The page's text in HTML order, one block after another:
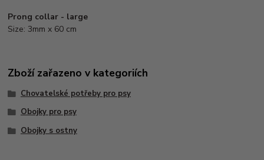
Prong collar - large
Size: 3mm x 60 cm
Zboží zařazeno v kategoriích
Chovatelské potřeby pro psy
Obojky pro psy
Obojky s ostny